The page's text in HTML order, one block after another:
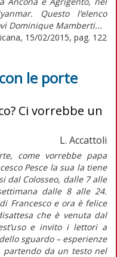
Questo l’elenco
Dominique Mamberti...
15/02/2015, pag. 122
le porte
Ci vorrebbe un
L. Accattoli
come vorrebbe papa
Pesce la sua la tiene
dal Colosseo, dalle 7 alle
dalle 8 alle 24.
Francesco e ora è felice
che è venuta dal
e invito i lettori a
sguardo – esperienze
partendo da un testo nel